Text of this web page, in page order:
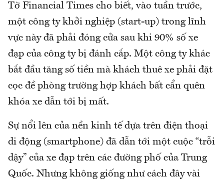
Tờ Financial Times cho biết, vào tuần trước,
một công ty khởi nghiệp (start-up) trong lĩnh
vực này đã phải đóng cửa sau khi 90% số xe
đạp của công ty bị đánh cắp. Một công ty khác
bắt đầu tăng số tiền mà khách thuê xe phải đặt
cọc đề phòng trường hợp khách bất cẩn quên
khóa xe dẫn tới bị mất.
Sự nổi lên của nền kinh tế dựa trên điện thoại
di động (smartphone) đã dẫn tới một cuộc “trỗi
dậy” của xe đạp trên các đường phố của Trung
Quốc. Nhưng không giống như cách đây vài